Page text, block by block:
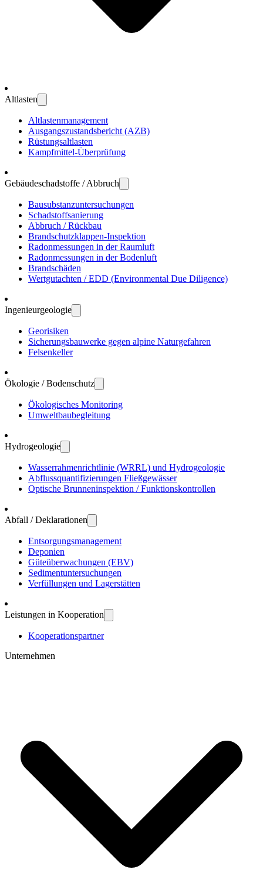
Altlasten
Altlasten­manage­ment
Ausgangs­zustands­bericht (AZB)
Rüstungs­altlasten
Kampf­mittel-Über­prüfung
Gebäude­schadstoffe / Abbruch
Bau­substanz­unter­suchungen
Schadstoff­sanierung
Abbruch / Rückbau
Brandschutz­klappen-Inspektion
Radon­messungen in der Raum­luft
Radon­messungen in der Boden­luft
Brand­schäden
Wert­gutachten / EDD (Environ­mental Due Dili­gence)
Ingenieur­geologie
Geo­risiken
Sicherungs­bau­werke gegen alpine Natur­gefahren
Felsen­keller
Ökologie / Bodenschutz
Öko­logisches Moni­toring
Umwelt­bau­be­gleitung
Hydro­geologie
Wasser­rahmen­richtlinie (WRRL) und Hydro­geologie
Abfluss­quanti­fizierungen Fließ­gewässer
Optische Brunnen­inspektion / Funktions­kontrollen
Abfall / Deklarationen
Entsorgungs­manage­ment
Deponien
Güte­über­wachungen (EBV)
Sedi­ment­unter­suchungen
Verfül­lungen und Lager­stätten
Leistungen in Kooperation
Kooperations­partner
Unternehmen